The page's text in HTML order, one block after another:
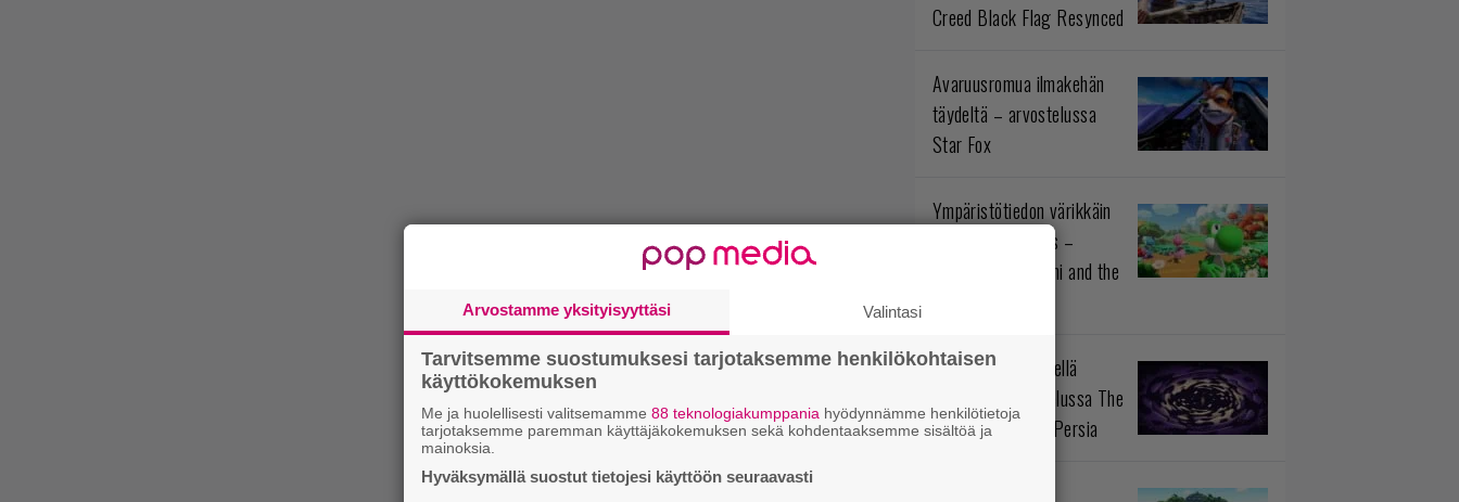
Creed Black Flag Resynced
Avaruusromua ilmakehän
täydeltä – arvostelussa
Star Fox
Ympäristötiedon värikkäin
opintokokonaisuus –
arvostelussa Yoshi and the
Levoton prinssi siellä
odottaa – arvostelussa The
Rogue Prince of Persia
Arvostamme yksityisyyttäsi Valintasi
Tarvitsemme suostumuksesi tarjotaksemme henkilökohtaisen
käyttökokemuksen
Me ja huolellisesti valitsemamme 88 teknologiakumppania hyödynnämme henkilötietoja
tarjotaksemme paremman käyttäjäkokemuksen sekä kohdentaaksemme sisältöä ja
mainoksia.
Hyväksymällä suostut tietojesi käyttöön seuraavasti